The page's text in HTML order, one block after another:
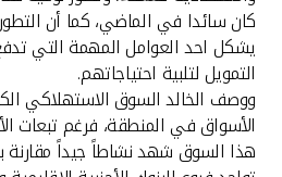
كان سائدا في الماضي، كما أن
يشكل احد العوامل المهمة التي
التمويل لتلبية احتياجاتهم.
ووصف الخالد السوق الاستهلاكي
الأسواق في المنطقة، فرغم تبعات
هذا السوق شهد نشاطاً جيداً مقارنة